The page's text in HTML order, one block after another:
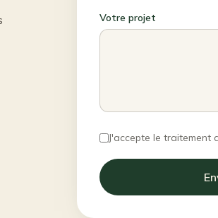
Votre projet
J'accepte le traitement